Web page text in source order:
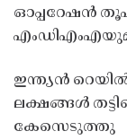
ഓപ്പറേഷൻ
ഇന്ത്യൻ
ലക്ഷങ്ങൾ
കേസെടുത്തു